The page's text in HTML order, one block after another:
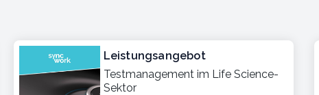
Leistungsangebot
Testmanagement im Life Science-
Sektor